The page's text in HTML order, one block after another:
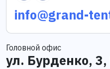
info@grand-
Головной офис
ул. Бурденко,